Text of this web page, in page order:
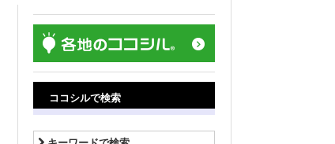
ココシルで検索